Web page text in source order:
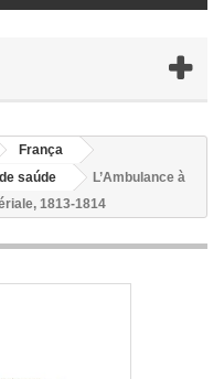
França
saúde
L’Ambulance à
1813-1814